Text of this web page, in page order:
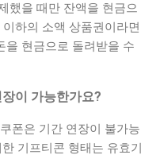
했을 때만 잔액을 현금으
하의 소액 상품권이라면
을 현금으로 돌려받을 수
이 가능한가요?
폰은 기간 연장이 불가능
기프티콘 형태는 유효기